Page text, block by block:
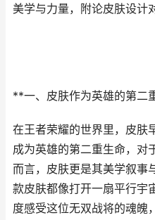
美学与力量，附论皮肤设计
**一、皮肤作为英雄的第二
在王者荣耀的世界里，皮肤
成为英雄的第二重生命，对
而言，皮肤更是其美学叙事
款皮肤都像打开一扇平行宇
度感受这位无双战将的魂魄